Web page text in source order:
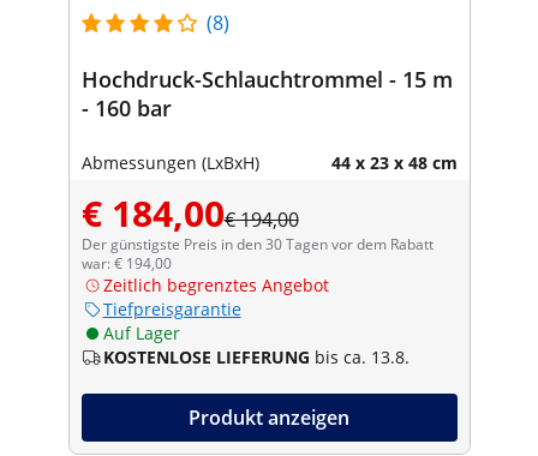
(8)
Hochdruck-Schlauchtrommel - 15 m
- 160 bar
Abmessungen (LxBxH) 44 x 23 x 48 cm
€ 184,00€ 194,00
Der günstigste Preis in den 30 Tagen vor dem Rabatt
war: € 194,00
Zeitlich begrenztes Angebot
Tiefpreisgarantie
Auf Lager
KOSTENLOSE LIEFERUNG bis ca. 13.8.
Produkt anzeigen